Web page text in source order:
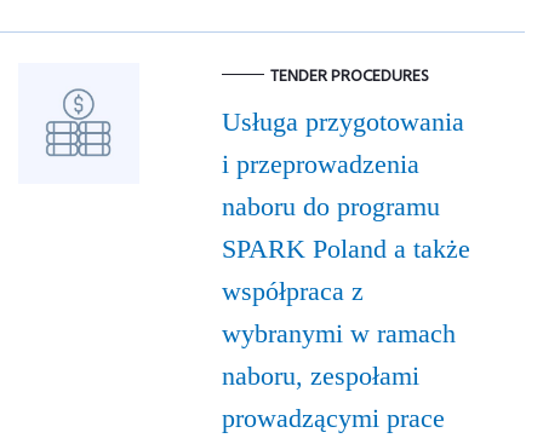
TENDER PROCEDURES
Usługa przygotowania
i przeprowadzenia
naboru do programu
SPARK Poland a także
współpraca z
wybranymi w ramach
naboru, zespołami
prowadzącymi prace